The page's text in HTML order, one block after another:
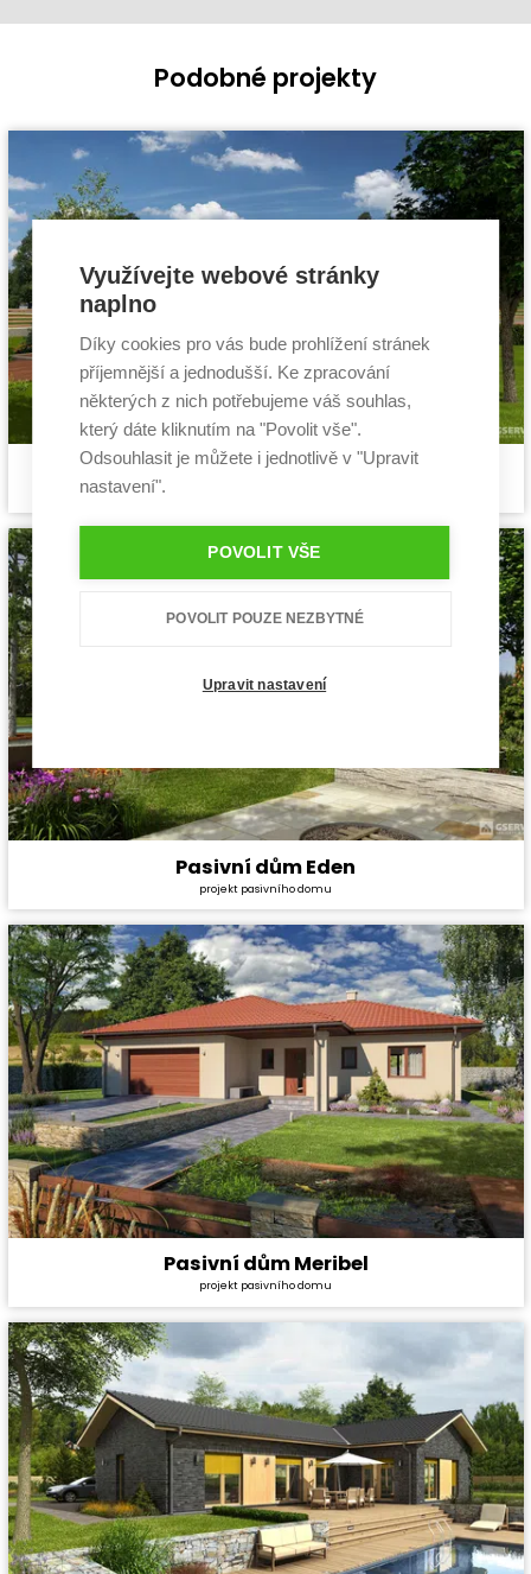
Podobné projekty
Cena projektu:
Dispozice:
3+1
Užitná plocha:
70,5 m²
Pasivní dům Axor
Cena stavby svépomocí:
Dispozice:
5+1
Užitná plocha:
146,8 m²
Pasivní dům Eden
projekt pasivního domu
Cena stavby svépomocí:
Dispozice:
4+kk
Užitná plocha:
Pasivní dům Meribel
projekt pasivního domu
Využívejte webové stránky
naplno
Díky cookies pro vás bude prohlížení stránek
příjemnější a jednodušší. Ke zpracování
některých z nich potřebujeme váš souhlas,
který dáte kliknutím na "Povolit vše".
Odsouhlasit je můžete i jednotlivě v "Upravit
nastavení".
POVOLIT VŠE
POVOLIT POUZE NEZBYTNÉ
Upravit nastavení